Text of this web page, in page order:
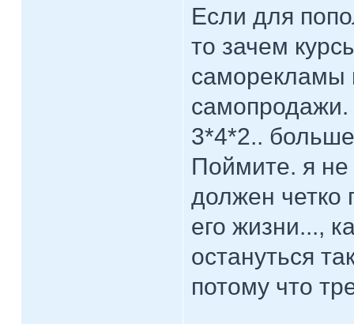
Если для
то зачем
саморекламы
самопродажи.
3*4*2..
Поймите. я не
должен четко
его жизни...,
остануться
потому что